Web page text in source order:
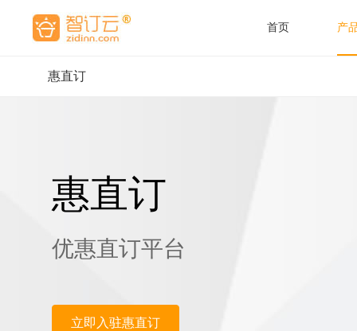
首页 产
惠直订
惠直订
优惠直订平台
立即入驻惠直订